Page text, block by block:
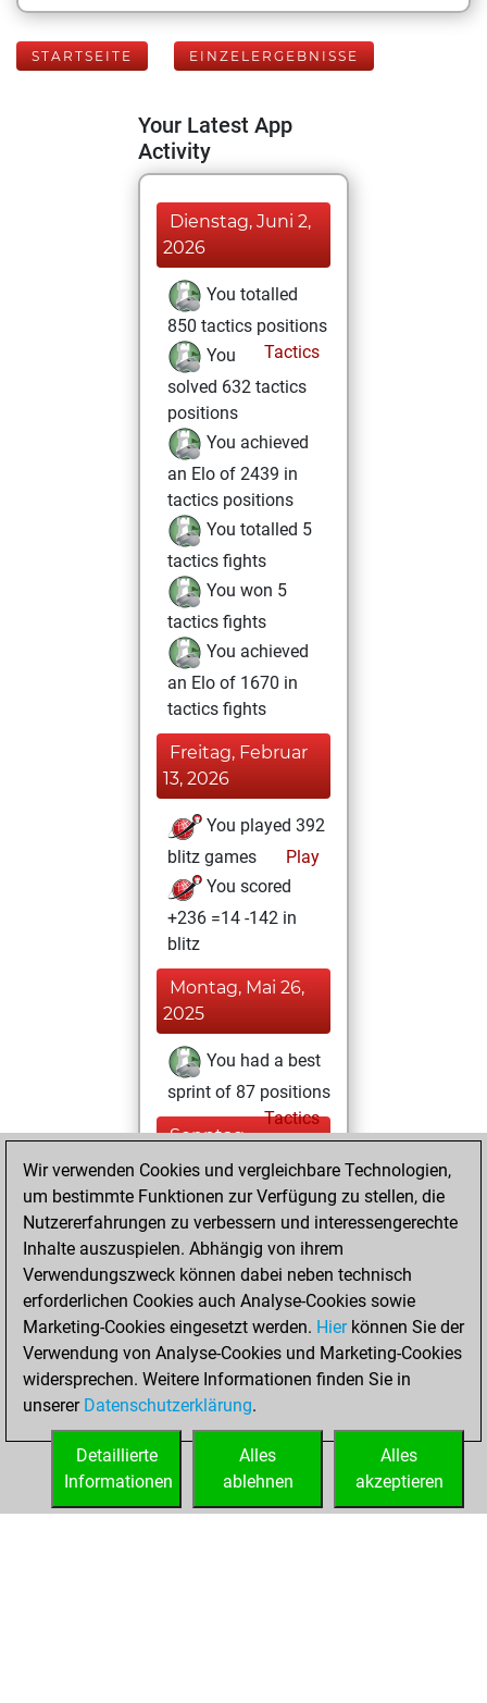
STARTSEITE EINZELERGEBNISSE
Your Latest App
Activity
Dienstag, Juni 2,
2026
You totalled
850 tactics positions
Tactics
You
solved 632 tactics
positions
You achieved
an Elo of 2439 in
tactics positions
You totalled 5
tactics fights
You won 5
tactics fights
You achieved
an Elo of 1670 in
tactics fights
Freitag, Februar
13, 2026
You played 392
blitz games
Play
You scored
+236 =14 -142 in
blitz
Montag, Mai 26,
2025
You had a best
sprint of 87 positions
Tactics
Sonntag,
Februar 16, 2025
You created
your Fritz account
Fritz
Donnerstag,
Januar 16, 2025
You played 8
bullet games
Play
You scored +5
=0 -3 in bullet
Wir verwenden Cookies und vergleichbare Technologien,
um bestimmte Funktionen zur Verfügung zu stellen, die
Nutzererfahrungen zu verbessern und interessengerechte
Inhalte auszuspielen. Abhängig von ihrem
Verwendungszweck können dabei neben technisch
erforderlichen Cookies auch Analyse-Cookies sowie
Marketing-Cookies eingesetzt werden. Hierkönnen Sie der
Verwendung von Analyse-Cookies und Marketing-Cookies
widersprechen. Weitere Informationen finden Sie in
unserer Datenschutzerklärung.
Alles
akzeptieren
Alles
ablehnen
Detaillierte
Informationen